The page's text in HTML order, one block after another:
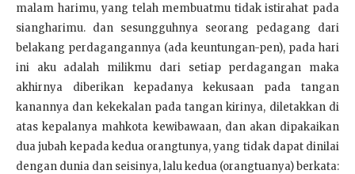
malam harimu, yang telah membuatmu tidak istirahat pada
siangharimu. dan sesungguhnya seorang pedagang dari
belakang perdagangannya (ada keuntungan-pen), pada hari
ini aku adalah milikmu dari setiap perdagangan maka
akhirnya diberikan kepadanya kekusaan pada tangan
kanannya dan kekekalan pada tangan kirinya, diletakkan di
atas kepalanya mahkota kewibawaan, dan akan dipakaikan
dua jubah kepada kedua orangtunya, yang tidak dapat dinilai
dengan dunia dan seisinya, lalu kedua (orangtuanya) berkata: